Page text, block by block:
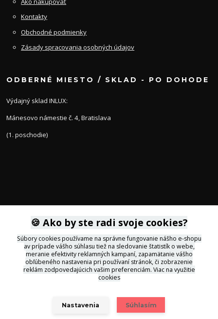
Kontakty
Obchodné podmienky
Zásady spracovania osobných údajov
ODBERNÉ MIESTO / SKLAD - PO DOHODE
Výdajný sklad INLUX:
Mánesovo námestie č. 4, Bratislava
(1. poschodie)
KONTAKTY
+421 905 564434
svietidla@inlux.sk
🍪 Ako by ste radi svoje cookies?
Súbory cookies používame na správne fungovanie nášho e-shopu
av prípade vášho súhlasu tiež na sledovanie štatistík o webe,
meranie efektivity reklamných kampaní, zapamätanie vášho
obľúbeného nastavenia pri používaní stránok, či zobrazenie
reklám zodpovedajúcich vašim preferenciám. Viac na využitie
cookies
Nastavenia Súhlasím